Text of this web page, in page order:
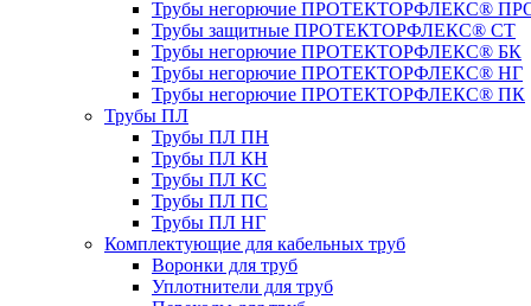
Трубы негорючие ПРОТЕКТОРФЛЕКС®
Трубы защитные ПРОТЕКТОРФЛЕКС® СТ
Трубы негорючие ПРОТЕКТОРФЛЕКС® БК
Трубы негорючие ПРОТЕКТОРФЛЕКС® НГ
Трубы негорючие ПРОТЕКТОРФЛЕКС® ПК
Трубы ПЛ
Трубы ПЛ ПН
Трубы ПЛ КН
Трубы ПЛ КС
Трубы ПЛ ПС
Трубы ПЛ НГ
Комплектующие для кабельных труб
Воронки для труб
Уплотнители для труб